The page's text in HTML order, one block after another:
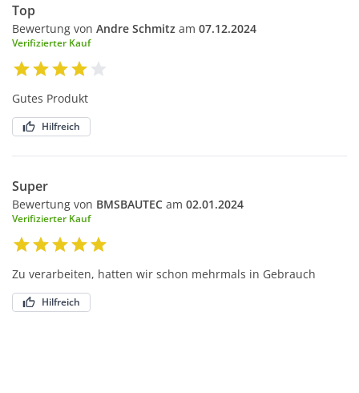
Top
Bewertung von Andre Schmitz am 07.12.2024
Verifizierter Kauf
Gutes Produkt
Hilfreich
Super
Bewertung von BMSBAUTEC am 02.01.2024
Verifizierter Kauf
Zu verarbeiten, hatten wir schon mehrmals in Gebrauch
Hilfreich